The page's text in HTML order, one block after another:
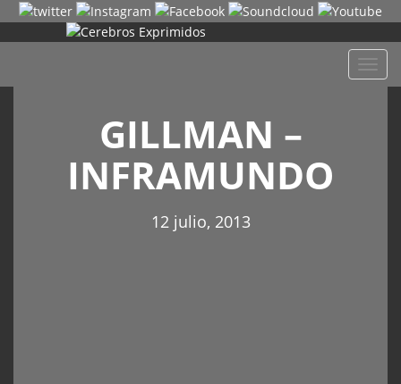
GILLMAN –
INFRAMUNDO
12 julio, 2013